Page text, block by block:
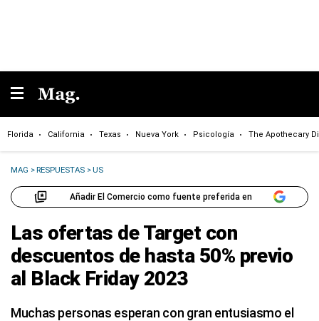
Florida California Texas Nueva York Psicología The Apothecary
MAG >RESPUESTAS >US
Añadir El Comercio como fuente preferida en
Las ofertas de Target con
descuentos de hasta 50% previo
al Black Friday 2023
Muchas personas esperan con gran entusiasmo el